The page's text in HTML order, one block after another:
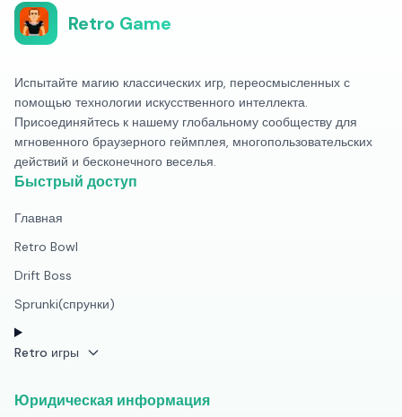
Retro Game
Испытайте магию классических игр, переосмысленных с
помощью технологии искусственного интеллекта.
Присоединяйтесь к нашему глобальному сообществу для
мгновенного браузерного геймплея, многопользовательских
действий и бесконечного веселья.
Быстрый доступ
Главная
Retro Bowl
Drift Boss
Sprunki(спрунки)
Retro игры
Юридическая информация